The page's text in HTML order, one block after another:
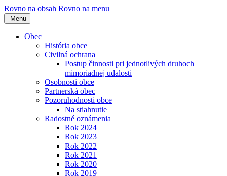
Rovno na obsah Rovno na menu
Menu
Obec
História obce
Civilná ochrana
Postup činnosti pri jednotlivých druhoch
mimoriadnej udalosti
Osobnosti obce
Partnerská obec
Pozoruhodnosti obce
Na stiahnutie
Radostné oznámenia
Rok 2024
Rok 2023
Rok 2022
Rok 2021
Rok 2020
Rok 2019